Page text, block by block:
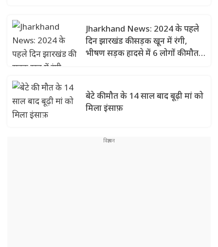
Jharkhand News: 2024 के पहले
दिन झारखंड की सड़क खून में रंगी,
भीषण सड़क हादसे में 6 लोगों की मौत,
बेटे की मौत के 14 साल बाद बूढ़ी मां को
मिला इंसाफ़